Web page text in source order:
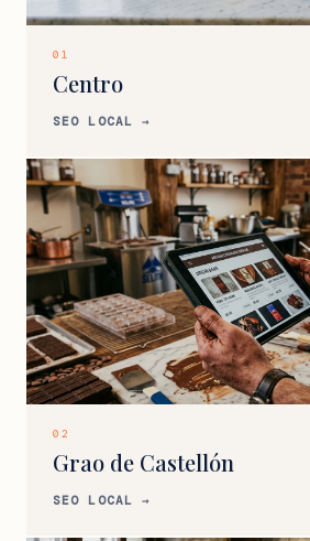
01
Centro
SEO LOCAL →
02
Grao de Castellón
SEO LOCAL →